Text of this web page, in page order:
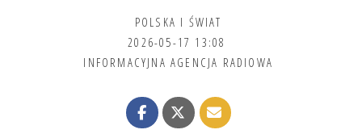
POLSKA I ŚWIAT
2026-05-17 13:08
INFORMACYJNA AGENCJA RADIOWA